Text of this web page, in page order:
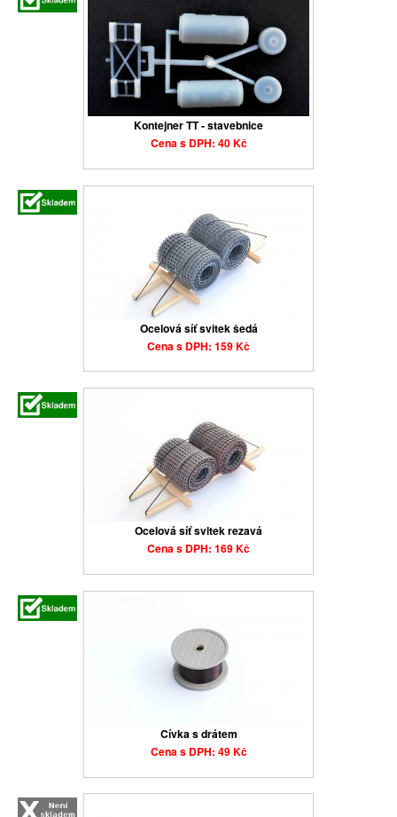
Kontejner TT - stavebnice
Cena s DPH: 40 Kč
Ocelová síť svitek šedá
Cena s DPH: 159 Kč
Ocelová síť svitek rezavá
Cena s DPH: 169 Kč
Cívka s drátem
Cena s DPH: 49 Kč